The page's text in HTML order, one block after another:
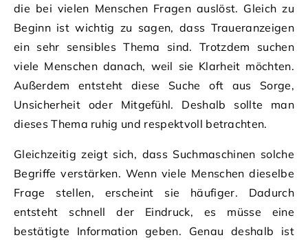
die bei vielen Menschen Fragen auslöst. Gleich zu
Beginn ist wichtig zu sagen, dass Traueranzeigen
ein sehr sensibles Thema sind. Trotzdem suchen
viele Menschen danach, weil sie Klarheit möchten.
Außerdem entsteht diese Suche oft aus Sorge,
Unsicherheit oder Mitgefühl. Deshalb sollte man
dieses Thema ruhig und respektvoll betrachten.
Gleichzeitig zeigt sich, dass Suchmaschinen solche
Begriffe verstärken. Wenn viele Menschen dieselbe
Frage stellen, erscheint sie häufiger. Dadurch
entsteht schnell der Eindruck, es müsse eine
bestätigte Information geben. Genau deshalb ist